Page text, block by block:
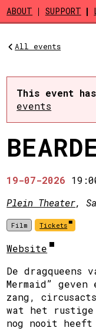
Skip to main
ABOUT SUPPORT
All events
This event
events
19-07-2026
Plein Theater,
Film Tickets
Website
De dragqueens
Mermaid”
zang,
wat het
nog nooit heeft